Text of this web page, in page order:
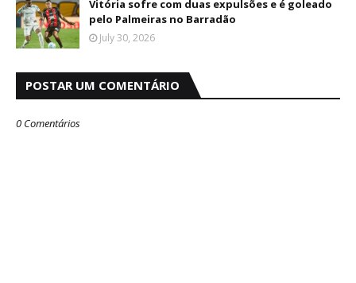
Vitória sofre com duas expulsões e é goleado
pelo Palmeiras no Barradão
July 30, 2026
POSTAR UM COMENTÁRIO
0 Comentários